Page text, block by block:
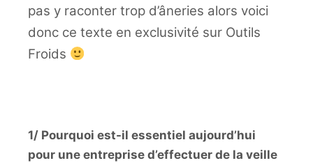
pas y raconter trop d’âneries alors voici
donc ce texte en exclusivité sur Outils
Froids
1/ Pourquoi est-il essentiel aujourd’hui
pour une entreprise d’effectuer de la veille